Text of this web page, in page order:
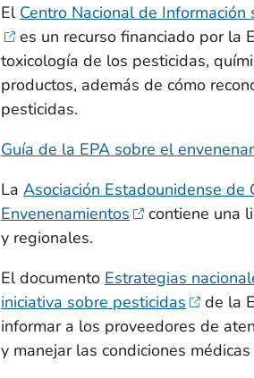
El Centro Nacional de
es un recurso financiado por la
toxicología de los pesticidas,
productos, además de cómo
pesticidas.
Guía de la EPA sobre el
La Asociación Estadounidense de
Envenenamientos
contiene una
y regionales.
El documento Estrategias
iniciativa sobre pesticidas
de la
informar a los proveedores de
y manejar las condiciones